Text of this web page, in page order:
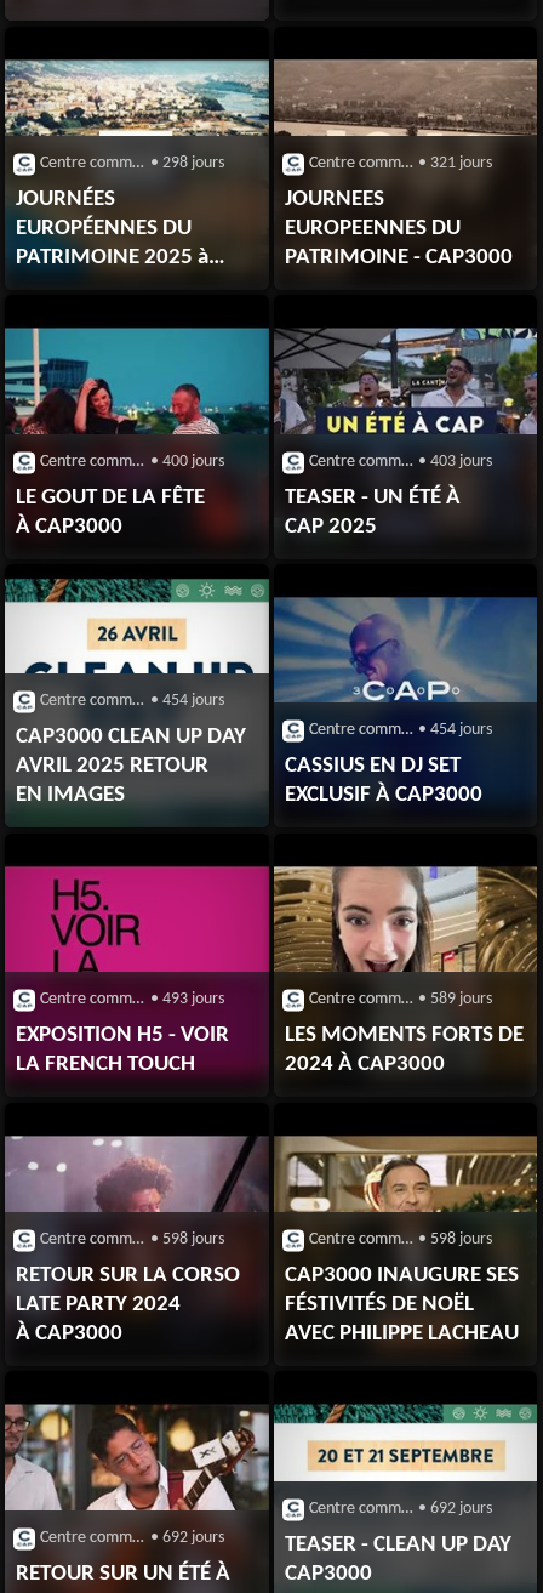
RESPONSABLES 2025 !
Centre commercial CAP 3000 (Saint-Laurent-du-Var) • 298 jours
JOURNÉES
EUROPÉENNES DU
PATRIMOINE 2025 à
Centre commercial CAP 3000 (Saint-Laurent-du-Var) • 321 jours
JOURNEES
EUROPEENNES DU
PATRIMOINE - CAP3000
Centre commercial CAP 3000 (Saint-Laurent-du-Var) • 400 jours
LE GOUT DE LA FÊTE
À CAP3000
Centre commercial CAP 3000 (Saint-Laurent-du-Var) • 403 jours
TEASER - UN ÉTÉ À
CAP 2025
Centre commercial CAP 3000 (Saint-Laurent-du-Var) • 454 jours
CAP3000 CLEAN UP DAY
AVRIL 2025 RETOUR
EN IMAGES
Centre commercial CAP 3000 (Saint-Laurent-du-Var) • 454 jours
CASSIUS EN DJ SET
EXCLUSIF À CAP3000
Centre commercial CAP 3000 (Saint-Laurent-du-Var) • 493 jours
EXPOSITION H5 - VOIR
LA FRENCH TOUCH
Centre commercial CAP 3000 (Saint-Laurent-du-Var) • 589 jours
LES MOMENTS FORTS DE
2024 À CAP3000
Centre commercial CAP 3000 (Saint-Laurent-du-Var) • 598 jours
RETOUR SUR LA CORSO
LATE PARTY 2024
À CAP3000
Centre commercial CAP 3000 (Saint-Laurent-du-Var) • 598 jours
CAP3000 INAUGURE SES
FÉSTIVITÉS DE NOËL
AVEC PHILIPPE LACHEAU
Centre commercial CAP 3000 (Saint-Laurent-du-Var) • 692 jours
RETOUR SUR UN ÉTÉ À
Centre commercial CAP 3000 (Saint-Laurent-du-Var) • 692 jours
TEASER - CLEAN UP DAY
CAP3000